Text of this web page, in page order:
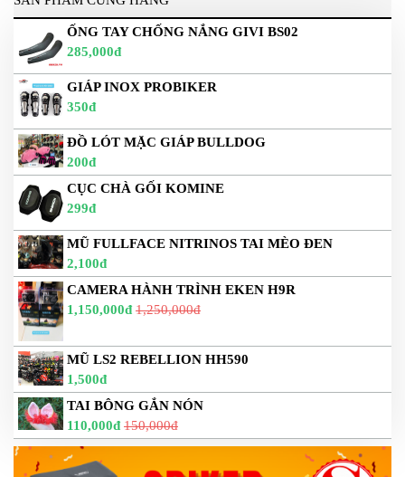
BLOG
PHƯỢT
LIÊN
HỆ
HƯỚNG
DẪN
MUA
HÀNG
ỐNG TAY CHỐNG NẮNG GIVI BS02
285,000đ
GIÁP INOX PROBIKER
350đ
ĐỒ LÓT MẶC GIÁP BULLDOG
200đ
CỤC CHÀ GỐI KOMINE
299đ
MŨ FULLFACE NITRINOS TAI MÈO ĐEN
2,100đ
CAMERA HÀNH TRÌNH EKEN H9R
1,150,000đ 1,250,000đ
MŨ LS2 REBELLION HH590
1,500đ
TAI BÔNG GẮN NÓN
110,000đ 150,000đ